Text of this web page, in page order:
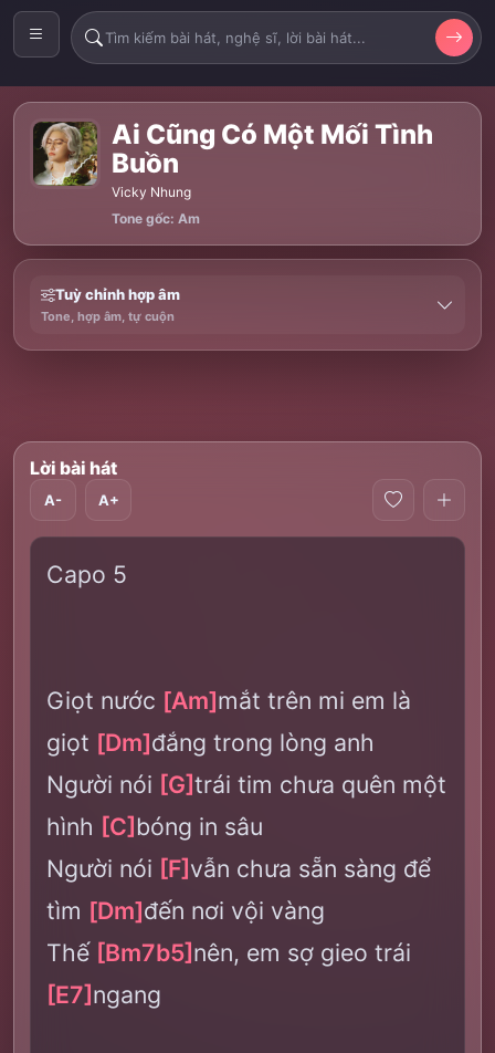
Ai Cũng Có Một Mối Tình
Buồn
Vicky Nhung
Tone gốc: Am
Tuỳ chỉnh hợp âm
Tone, hợp âm, tự cuộn
Lời bài hát
A- A+
Capo 5
Giọt nước [Am]mắt trên mi em là
giọt [Dm]đắng trong lòng anh
Người nói [G]trái tim chưa quên một
hình [C]bóng in sâu
Người nói [F]vẫn chưa sẵn sàng để
tìm [Dm]đến nơi vội vàng
Thế [Bm7b5]nên, em sợ gieo trái
[E7]ngang